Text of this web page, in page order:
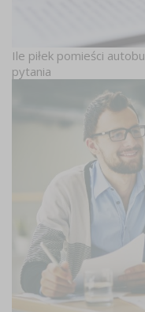
Ile piłek pomieści
pytania